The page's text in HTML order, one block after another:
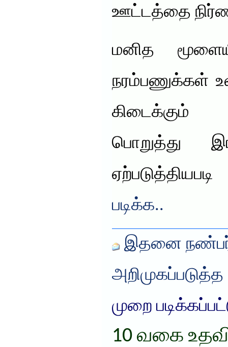
ஊட்டத்தை
மனித
நரம்பணுக்கள்
பொறுத்து
ஏற்படுத்தியபடி
படிக்க..
இதனை
அறிமுகப்படுத்த
முறை
10 வகை